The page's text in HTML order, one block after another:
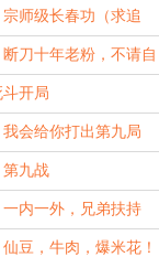
师级长春功（求追
刀十年老粉，不请自
开局
会给你打出第九局
九战
内一外，兄弟扶持
豆，牛肉，爆米花！